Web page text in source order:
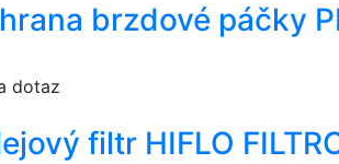
brzdové páčky
dotaz
filtr HIFLO